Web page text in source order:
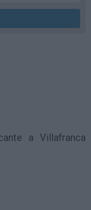
a Villafranca